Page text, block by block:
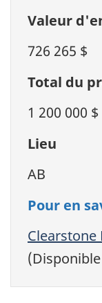
Valeur
726 265 $
Total du
1 200 000 $
Lieu
AB
Pour en
Clearstone